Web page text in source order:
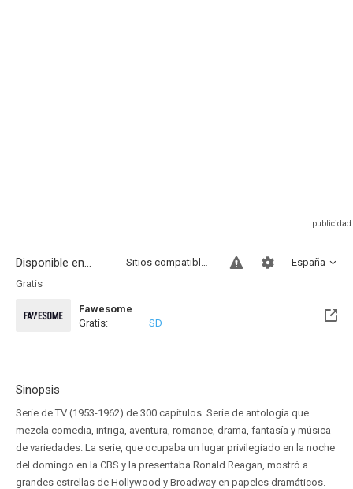
Disponible en... España
Sitios compatibles
Gratis
Fawesome
Gratis:
SD
Sinopsis
Serie de TV (1953-1962) de 300 capítulos. Serie de antología que
mezcla comedia, intriga, aventura, romance, drama, fantasía y música
de variedades. La serie, que ocupaba un lugar privilegiado en la noche
del domingo en la CBS y la presentaba Ronald Reagan, mostró a
grandes estrellas de Hollywood y Broadway en papeles dramáticos.